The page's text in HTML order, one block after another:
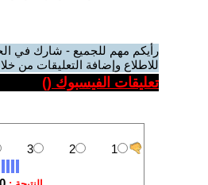
رأيكم مهم للجميع - شارك في
للاطلاع وإضافة التعليقات من
تعليقات الفيسبوك ()